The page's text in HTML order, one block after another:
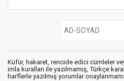
Küfür, hakaret, rencide edici cümleler
imla kuralları ile yazılmamış, Türkçe
harflerle yazılmış yorumlar